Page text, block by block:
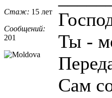
Стаж: 15 лет
Сообщений:
201
Ты -
Сам